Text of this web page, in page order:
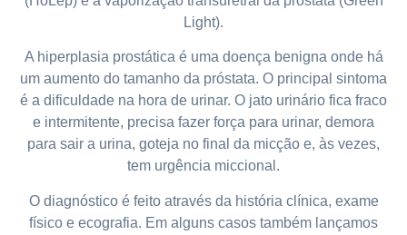
Light).
A hiperplasia prostática é uma doença benigna onde há
um aumento do tamanho da próstata. O principal sintoma
é a dificuldade na hora de urinar. O jato urinário fica fraco
e intermitente, precisa fazer força para urinar, demora
para sair a urina, goteja no final da micção e, às vezes,
tem urgência miccional.
O diagnóstico é feito através da história clínica, exame
físico e ecografia. Em alguns casos também lançamos